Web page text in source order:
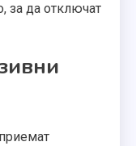
за да отключат